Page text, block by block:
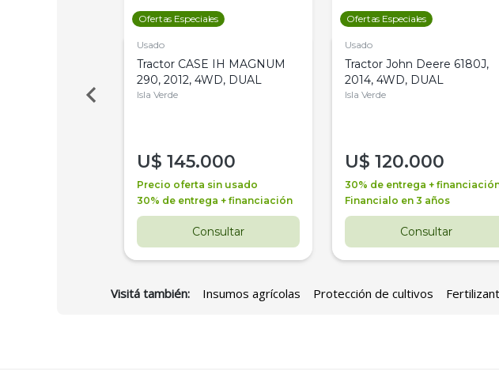
Ofertas Especiales
Usado
Tractor CASE IH MAGNUM
290, 2012, 4WD, DUAL
Isla Verde
U$ 145.000
Precio oferta sin usado
30% de entrega + financiación
Consultar
Ofertas Especiales
Usado
Tractor John Deere 6180J,
2014, 4WD, DUAL
Isla Verde
U$ 120.000
30% de entrega +
Financialo en 3 años
Consultar
Visitá también: Insumos agrícolas Protección de cultivos